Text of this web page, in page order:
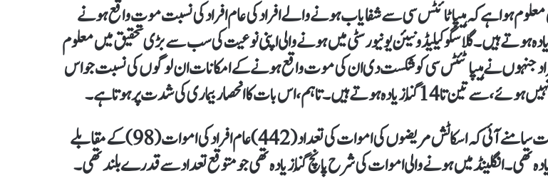
ہوا ہے کہ ہیپاٹائٹس سی سے شفایاب ہونے والے افراد کی عام افراد کی نسبت موت واقع ہونے
ہوتے ہیں۔گلاسگو کیلیڈونیئن یونیورسٹی میں ہونے والی اپنی نوعیت کی سب سے بڑی تحقیق میں معلوم
جنہوں نے ہیپاٹئٹس سی کو شکست دی ان کی موت واقع ہونے کے امکانات ان لوگوں کی نسبت جو اس
ہوتے ہیں۔ تاہم، اس بات کا انحصار بیماری کی شدت پر ہوتا ہے۔
تحقیق میں یہ بات سامنے آئی کہ اسکاٹش مریضوں کی اموات کی تعداد (442) عام افراد کی اموات (98) کے مقابلے